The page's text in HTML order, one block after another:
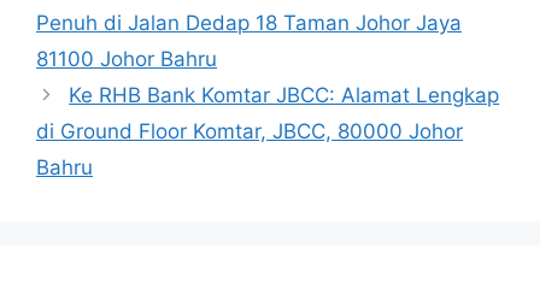
Penuh di Jalan Dedap 18 Taman Johor Jaya
81100 Johor Bahru
Ke RHB Bank Komtar JBCC: Alamat Lengkap
di Ground Floor Komtar, JBCC, 80000 Johor
Bahru